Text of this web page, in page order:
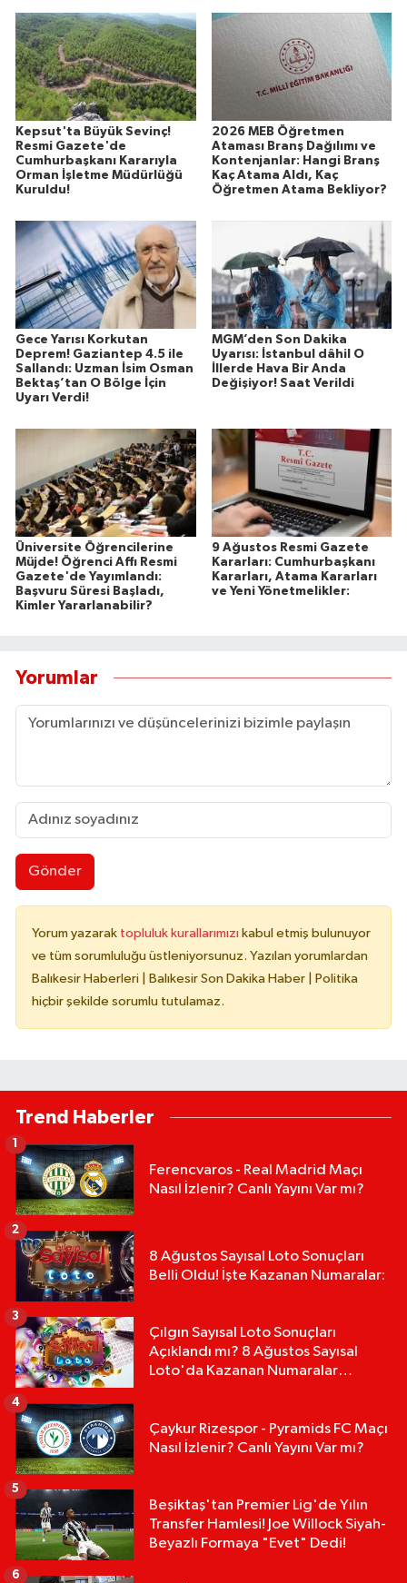
Kepsut'ta Büyük Sevinç!
Resmi Gazete'de
Cumhurbaşkanı Kararıyla
Orman İşletme Müdürlüğü
Kuruldu!
2026 MEB Öğretmen
Ataması Branş Dağılımı ve
Kontenjanlar: Hangi Branş
Kaç Atama Aldı, Kaç
Öğretmen Atama Bekliyor?
Gece Yarısı Korkutan
Deprem! Gaziantep 4.5 ile
Sallandı: Uzman İsim Osman
Bektaş’tan O Bölge İçin
Uyarı Verdi!
MGM’den Son Dakika
Uyarısı: İstanbul dâhil O
İllerde Hava Bir Anda
Değişiyor! Saat Verildi
Üniversite Öğrencilerine
Müjde! Öğrenci Affı Resmi
Gazete'de Yayımlandı:
Başvuru Süresi Başladı,
Kimler Yararlanabilir?
9 Ağustos Resmi Gazete
Kararları: Cumhurbaşkanı
Kararları, Atama Kararları
ve Yeni Yönetmelikler:
Yorumlar
Gönder
Yorum yazarak topluluk kurallarımızı kabul etmiş bulunuyor
ve tüm sorumluluğu üstleniyorsunuz. Yazılan yorumlardan
Balıkesir Haberleri | Balıkesir Son Dakika Haber | Politika
hiçbir şekilde sorumlu tutulamaz.
Trend Haberler
Ferencvaros - Real Madrid Maçı
Nasıl İzlenir? Canlı Yayını Var mı?
1
8 Ağustos Sayısal Loto Sonuçları
Belli Oldu! İşte Kazanan Numaralar:
2
Çılgın Sayısal Loto Sonuçları
Açıklandı mı? 8 Ağustos Sayısal
Loto'da Kazanan Numaralar
3
Çaykur Rizespor - Pyramids FC Maçı
Nasıl İzlenir? Canlı Yayını Var mı?
4
Beşiktaş'tan Premier Lig'de Yılın
Transfer Hamlesi! Joe Willock Siyah-
Beyazlı Formaya "Evet" Dedi!
5
6